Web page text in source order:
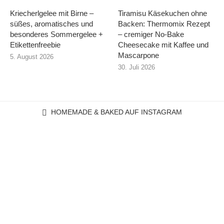
Kriecherlgelee mit Birne –
süßes, aromatisches und
besonderes Sommergelee +
Etikettenfreebie
5. August 2026
Tiramisu Käsekuchen ohne
Backen: Thermomix Rezept
– cremiger No-Bake
Cheesecake mit Kaffee und
Mascarpone
30. Juli 2026
HOMEMADE & BAKED AUF INSTAGRAM